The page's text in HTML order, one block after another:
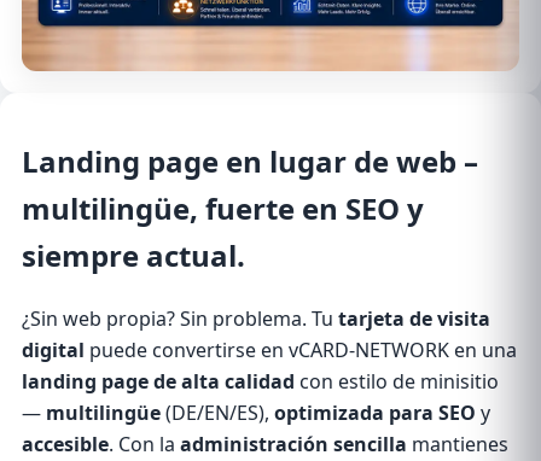
Landing page en lugar de web –
multilingüe, fuerte en SEO y
siempre actual.
¿Sin web propia? Sin problema. Tu tarjeta de visita
digital puede convertirse en vCARD-NETWORK en una
landing page de alta calidad con estilo de minisitio
— multilingüe(DE/EN/ES), optimizada para SEO y
accesible. Con la administración sencilla mantienes